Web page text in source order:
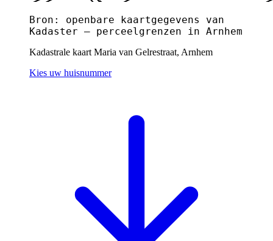
Bron: openbare kaartgegevens van
Kadaster — perceelgrenzen in Arnhem
Kadastrale kaart Maria van Gelrestraat, Arnhem
Kies uw huisnummer